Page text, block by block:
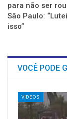
para não ser
São Paulo:
isso”
VOCÊ PODE
VIDEOS